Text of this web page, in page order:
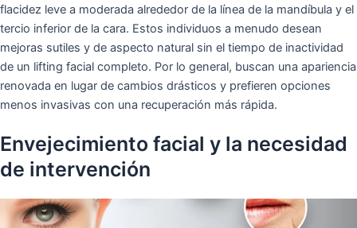
flacidez leve a moderada alrededor de la línea de la mandíbula y el
tercio inferior de la cara. Estos individuos a menudo desean
mejoras sutiles y de aspecto natural sin el tiempo de inactividad
de un lifting facial completo. Por lo general, buscan una apariencia
renovada en lugar de cambios drásticos y prefieren opciones
menos invasivas con una recuperación más rápida.
Envejecimiento facial y la necesidad
de intervención